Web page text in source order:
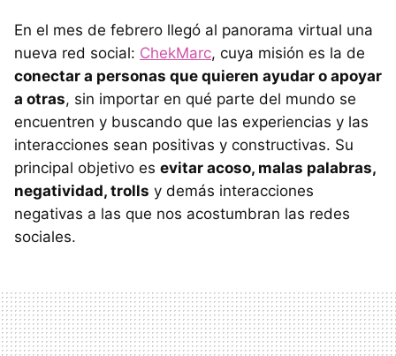
En el mes de febrero llegó al panorama virtual una
nueva red social: ChekMarc, cuya misión es la de
conectar a personas que quieren ayudar o apoyar
a otras, sin importar en qué parte del mundo se
encuentren y buscando que las experiencias y las
interacciones sean positivas y constructivas. Su
principal objetivo es evitar acoso, malas palabras,
negatividad, trolls y demás interacciones
negativas a las que nos acostumbran las redes
sociales.